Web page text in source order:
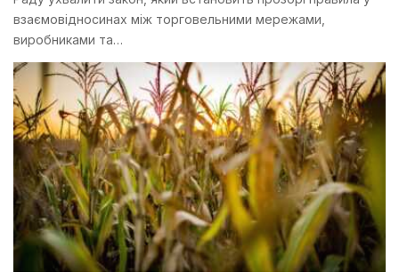
взаємовідносинах між торговельними мережами,
виробниками та…